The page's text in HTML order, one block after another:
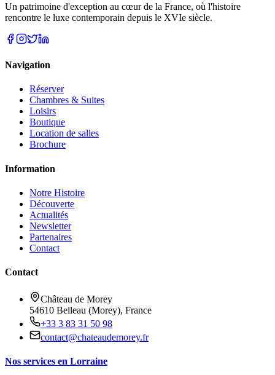
Un patrimoine d'exception au cœur de la France, où l'histoire
rencontre le luxe contemporain depuis le XVIe siècle.
Navigation
Réserver
Chambres & Suites
Loisirs
Boutique
Location de salles
Brochure
Information
Notre Histoire
Découverte
Actualités
Newsletter
Partenaires
Contact
Contact
Château de Morey
54610 Belleau (Morey), France
+33 3 83 31 50 98
contact@chateaudemorey.fr
Nos services en Lorraine